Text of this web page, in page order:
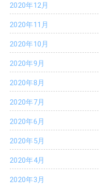
2020年12月
2020年11月
2020年10月
2020年9月
2020年8月
2020年7月
2020年6月
2020年5月
2020年4月
2020年3月